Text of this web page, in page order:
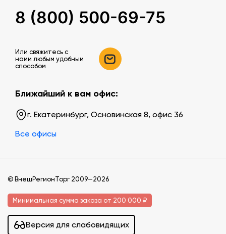
8 (800) 500-69-75
Или свяжитесь c
нами любым удобным
способом
Ближайший к вам офис:
г. Екатеринбург, Основинская 8, офис 36
Все офисы
© ВнешРегионТорг 2009—2026
Минимальная сумма заказа от 200 000 ₽
Версия для слабовидящих